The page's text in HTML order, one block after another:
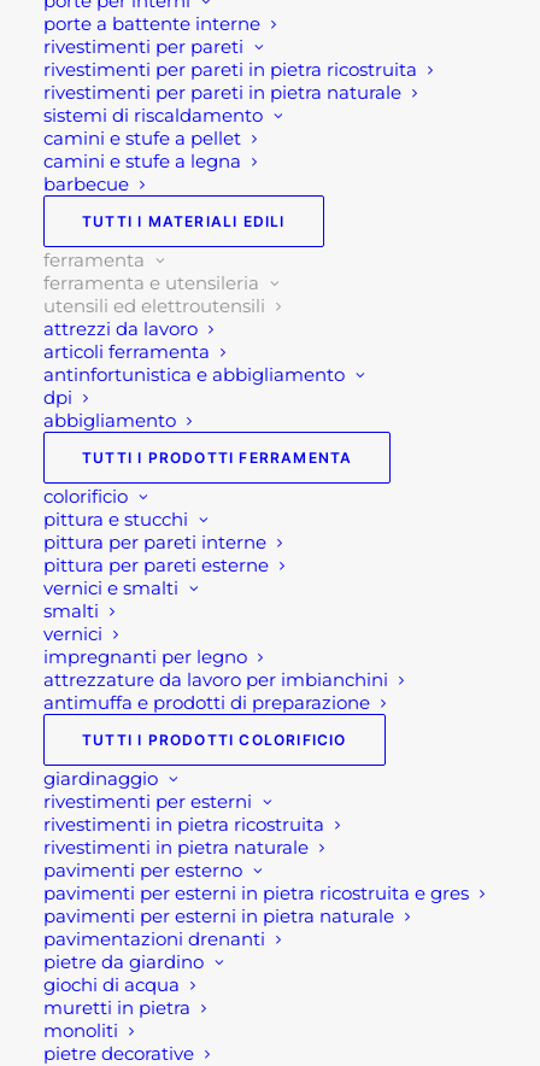
porte a battente interne
rivestimenti per pareti
rivestimenti per pareti in pietra ricostruita
rivestimenti per pareti in pietra naturale
sistemi di riscaldamento
camini e stufe a pellet
camini e stufe a legna
barbecue
TUTTI I MATERIALI EDILI
ferramenta
ferramenta e utensileria
utensili ed elettroutensili
attrezzi da lavoro
articoli ferramenta
antinfortunistica e abbigliamento
dpi
abbigliamento
TUTTI I PRODOTTI FERRAMENTA
colorificio
pittura e stucchi
pittura per pareti interne
pittura per pareti esterne
vernici e smalti
smalti
vernici
impregnanti per legno
attrezzature da lavoro per imbianchini
antimuffa e prodotti di preparazione
TUTTI I PRODOTTI COLORIFICIO
giardinaggio
rivestimenti per esterni
rivestimenti in pietra ricostruita
rivestimenti in pietra naturale
pavimenti per esterno
pavimenti per esterni in pietra ricostruita e gres
pavimenti per esterni in pietra naturale
pavimentazioni drenanti
pietre da giardino
giochi di acqua
muretti in pietra
monoliti
pietre decorative
Caratteristiche tecniche:
Misurazione rapida e precisa dell’umidità del legno
e degli edifici
Facile trasferimento dei dati di misurazione al
telefono cellulare tramite interfaccia Digital
Elevata precisione di misurazione grazie a gruppi
di materiali selezionabili e misurazioni specifiche
del materiale
Visualizzazione pratica e simultanea di tutte le
informazioni rilevanti su un display chiaro
Individuazione rapida dell’umidità attraverso
misurazioni di confronto
Semplice prova del misuratore con misurazione di
riferimento tramite il cappuccio protettivo
Compensazione della temperatura automatica e
manuale: Adattamento della temperatura
dell’apparecchio di misurazione all’oggetto da
misurare
Punte di misurazione intercambiabili
Spegnimento automatico
DampMaster Compact Plus
Cappuccio protettivo con funzione autotest
batterie
Valigetta
Dimensioni imballo 15x8x26 cm
Se per qualsiasi ragione non riuscissi a
completare l’ordine o avessi dei dubbi prima di
effettuare il pagamento contattaci dalle 09 alle 12
e dalle 14 alle 17, ti offriremo tutto il supporto
necessario per aiutarti nella procedura di
acquisto!